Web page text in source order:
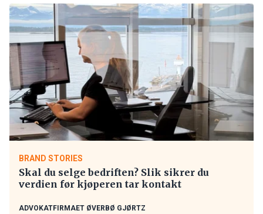
BRAND STORIES
Skal du selge bedriften? Slik sikrer du
verdien før kjøperen tar kontakt
ADVOKATFIRMAET ØVERBØ GJØRTZ